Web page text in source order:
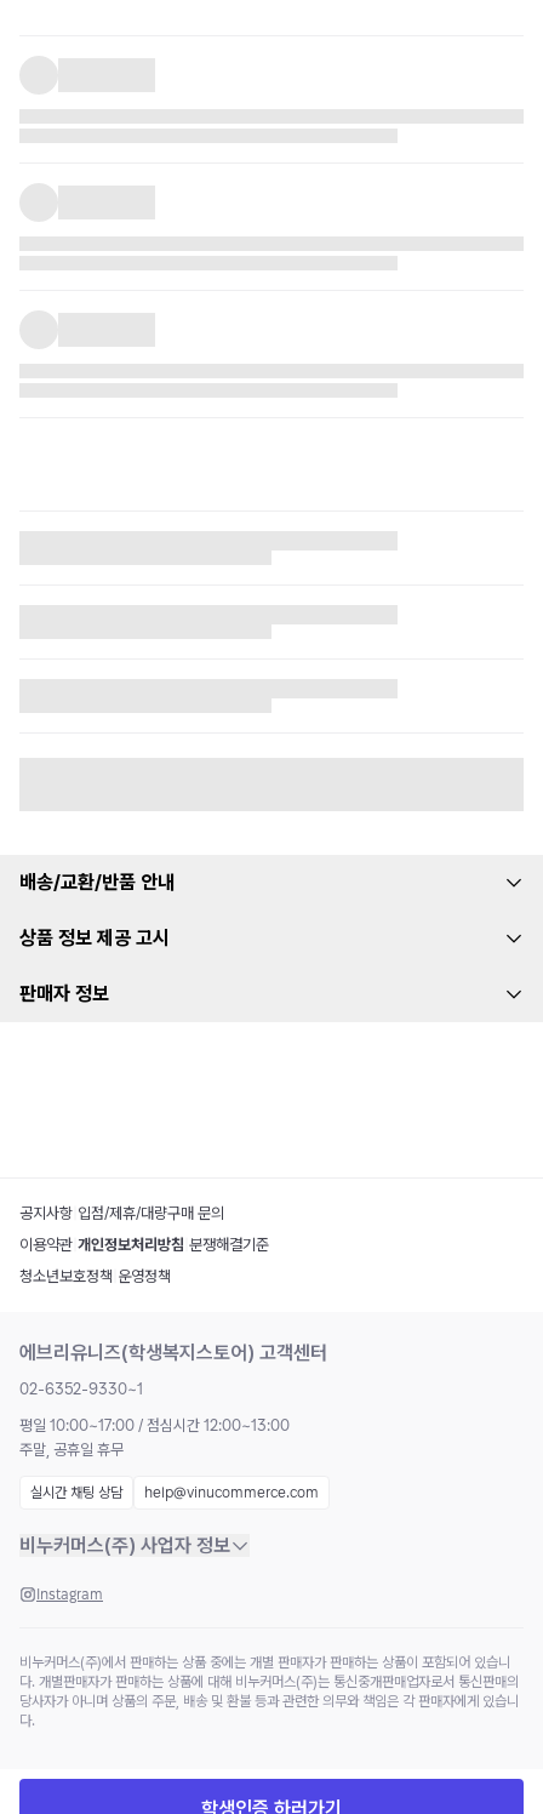
배송/교환/반품 안내
상품 정보 제공 고시
판매자 정보
학생인증 하러가기
공지사항 입점/제휴/대량구매 문의
이용약관 개인정보처리방침 분쟁해결기준
청소년보호정책 운영정책
에브리유니즈(학생복지스토어) 고객센터
02-6352-9330~1
평일 10:00~17:00 / 점심시간 12:00~13:00
주말, 공휴일 휴무
실시간 채팅 상담 help@vinucommerce.com
비누커머스(주) 사업자 정보
Instagram
비누커머스(주)에서 판매하는 상품 중에는 개별 판매자가 판매하는 상품이 포함되어 있습니
다. 개별판매자가 판매하는 상품에 대해 비누커머스(주)는 통신중개판매업자로서 통신판매의
당사자가 아니며 상품의 주문, 배송 및 환불 등과 관련한 의무와 책임은 각 판매자에게 있습니
다.